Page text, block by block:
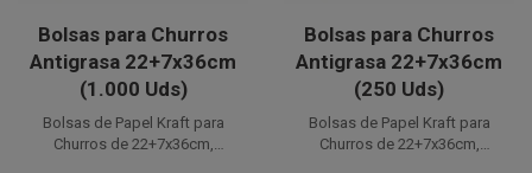
Bolsas para Churros
Antigrasa 22+7x36cm
(1.000 Uds)
Bolsas de Papel Kraft para
Churros de 22+7x36cm,
Bolsas para Churros
Antigrasa 22+7x36cm
(250 Uds)
Bolsas de Papel Kraft para
Churros de 22+7x36cm,